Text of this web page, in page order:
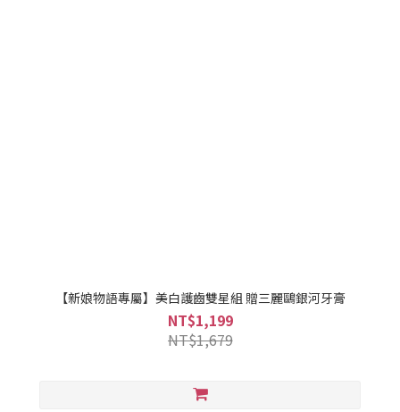
【新娘物語專屬】美白護齒雙星組 贈三麗鷗銀河牙膏
NT$1,199
NT$1,679